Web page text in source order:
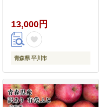
13,000円
青森県 平川市